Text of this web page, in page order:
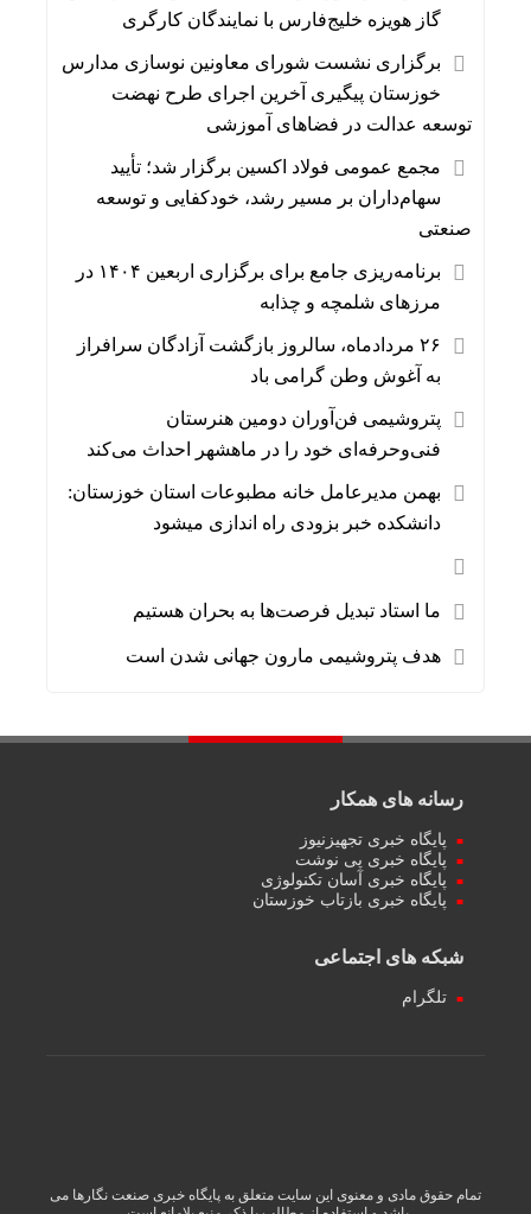
گاز هویزه خلیج‌فارس با نمایندگان کارگری
برگزاری نشست شورای معاونین نوسازی مدارس
خوزستان پیگیری آخرین اجرای طرح نهضت
توسعه عدالت در فضاهای آموزشی
مجمع عمومی فولاد اکسین برگزار شد؛ تأیید
سهام‌داران بر مسیر رشد، خودکفایی و توسعه
صنعتی
برنامه‌ریزی جامع برای برگزاری اربعین ۱۴۰۴ در
مرزهای شلمچه و چذابه
۲۶ مردادماه، سالروز بازگشت آزادگان سرافراز
به آغوش وطن گرامی باد
پتروشیمی فن‌آوران دومین هنرستان
فنی‌وحرفه‌ای خود را در ماهشهر احداث می‌کند
بهمن مدیرعامل خانه مطبوعات استان خوزستان:
دانشکده خبر بزودی راه اندازی میشود
ما استاد تبدیل فرصت‌ها به بحران هستیم
هدف پتروشیمی مارون جهانی شدن است
رسانه های همکار
پایگاه خبری تجهیزنیوز
پایگاه خبری پی نوشت
پایگاه خبری آسان تکنولوژی
پایگاه خبری بازتاب خوزستان
شبکه های اجتماعی
تلگرام
تمام حقوق مادی و معنوی این سایت متعلق به پایگاه خبری صنعت نگارها می